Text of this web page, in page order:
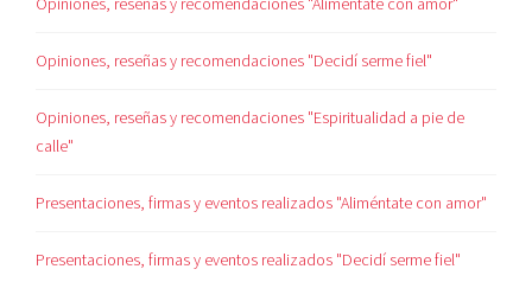
Opiniones, reseñas y recomendaciones "Decidí serme fiel"
Opiniones, reseñas y recomendaciones "Espiritualidad a pie de
calle"
Presentaciones, firmas y eventos realizados "Aliméntate con amor"
Presentaciones, firmas y eventos realizados "Decidí serme fiel"